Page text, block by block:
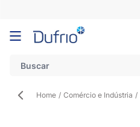
Pular para o conteúdo
Home / Comércio e Indústria /